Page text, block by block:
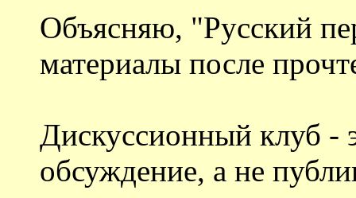
Объясняю, "Русский
материалы после
Дискуссионный клуб -
обсуждение, а не